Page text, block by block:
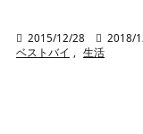
 2015/12/28  2018/
ベストバイ , 生活